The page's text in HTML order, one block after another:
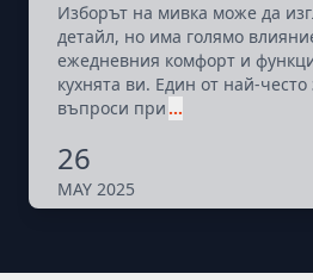
Изборът на мивка може да
детайл, но има голямо
ежедневния комфорт и
кухнята ви. Един от най-
въпроси при…
26
MAY 2025